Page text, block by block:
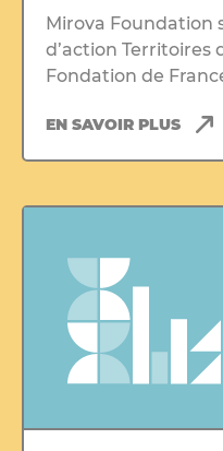
Mirova Foundation
d’action Territoires
Fondation de
EN SAVOIR PLUS